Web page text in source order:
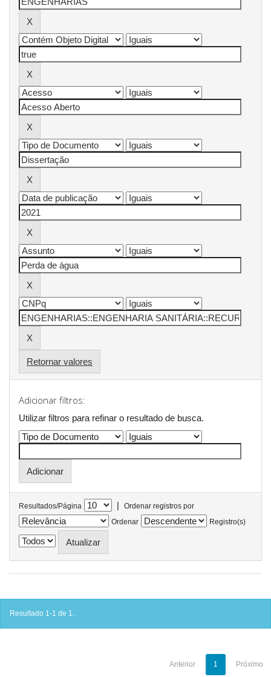
Retornar valores
Adicionar filtros:
Utilizar filtros para refinar o resultado de busca.
Resultados/Página |
Ordenar registros por
Ordenar
Registro(s)
Resultado 1-1 de 1.
Anterior 1 Próximo